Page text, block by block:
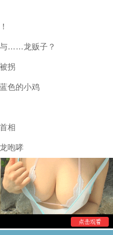
与……龙贩子？
拐
色的小鸡
相
咆哮